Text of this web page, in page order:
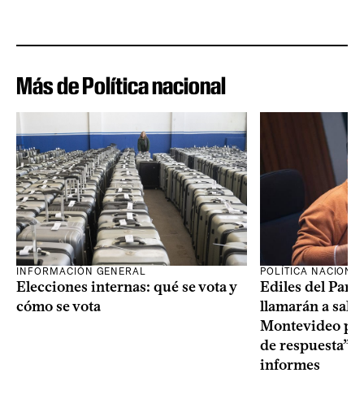
Más de Política nacional
INFORMACIÓN GENERAL
Elecciones internas: qué se vota y
cómo se vota
POLÍTICA
Ediles del
llamarán a sala
Montevideo
de respuesta”
informes